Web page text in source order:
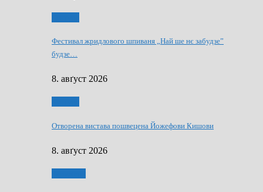
Фестивал жридлового шпиваня „Най ше нє забудзе”
будзе…
8. авґуст 2026
Отворена вистава пошвецена Йожефови Кишови
8. авґуст 2026